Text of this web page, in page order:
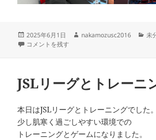
投
稿
2025年6月1日
作
nakamozusc2016
カ
未
中央リーグ 新金岡FCさん に
コメントを残す
JSLリーグとトレーニ
本日はJSLリーグとトレーニングでした。
少し肌寒く過ごしやすい環境での
トレーニングとゲームになりました。